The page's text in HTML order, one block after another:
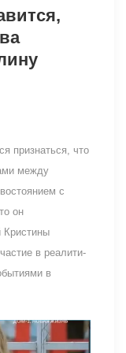
признаться, что
между
с
он
Кристины
в реалити-
в